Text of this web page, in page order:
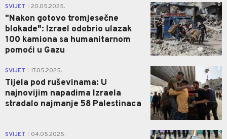
SVIJET 20.05.2025.
"Nakon gotovo tromjesečne
blokade": Izrael odobrio ulazak
100 kamiona sa humanitarnom
pomoći u Gazu
0
SVIJET 17.05.2025.
Tijela pod ruševinama: U
najnovijim napadima Izraela
stradalo najmanje 58 Palestinaca
0
SVIJET 04.05.2025. 0